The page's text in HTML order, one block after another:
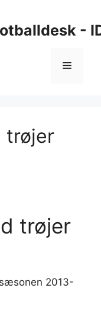
-
Menu
trøjer
trøjer
2013-